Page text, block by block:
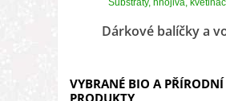
Substráty, hnojiva,
Dárkové balíčky a
VYBRANÉ BIO A PŘÍRODNÍ
PRODUKTY